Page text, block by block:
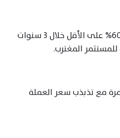
– تشترط المبادرة استصلاح 60% على الأقل خلال 3 سنوات
المغترب.
مع تذبذب سعر العملة